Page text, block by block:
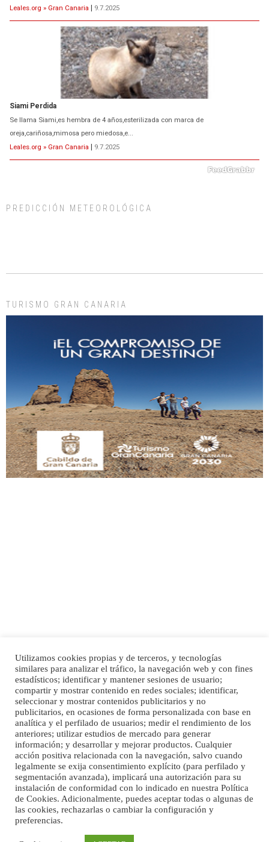
Se llama Siami,es hembra de 4 años,esterilizada con marca de
oreja,cariñosa,mimosa pero miedosa,e...
Leales.org » Gran Canaria | 9.7.2025
El ayuntamiento se va a llevar a Los Gatos callejeros de la zona los próximos
Este gato macho ha aparecido en la calle hace menos de un mes, es muy
manso y extremadamente cari...
Leales.org » Gran Canaria | 9.7.2025
Adopción urgente
Busco adopción responsable para mi perra. Pastor alemán, hembra, 4 años. Por
Ninfa perdida
El día 5 se los perdió una ninfa papillera, asustada tiene miedo a la calle, se
perdió por la zon...
Leales.org » Gran Canaria | 6.7.2025
PREDICCIÓN METEOROLÓGICA
TURISMO GRAN CANARIA
Inicio Publicidad
Política de privacidad
Aviso Legal
Cláusula de Cookies
Enlaces de interés
Utilizamos cookies propias y de terceros, y tecnologías
similares para analizar el tráfico, la navegación web y con fines
estadísticos; identificar y mantener sesiones de usuario;
compartir y mostrar contenido en redes sociales; identificar,
seleccionar y mostrar contenidos publicitarios y no
publicitarios, en ocasiones de forma personalizada con base en
analítica y el perfilado de usuarios; medir el rendimiento de los
anteriores; utilizar estudios de mercado para generar
información; y desarrollar y mejorar productos. Cualquier
acción positiva relacionada con la navegación, salvo cuando
legalmente se exija consentimiento explícito (para perfilado y
segmentación avanzada), implicará una autorización para su
instalación de conformidad con lo indicado en nuestra Política
de Cookies. Adicionalmente, puedes aceptar todas o algunas de
las cookies, rechazarlas o cambiar la configuración y
preferencias.